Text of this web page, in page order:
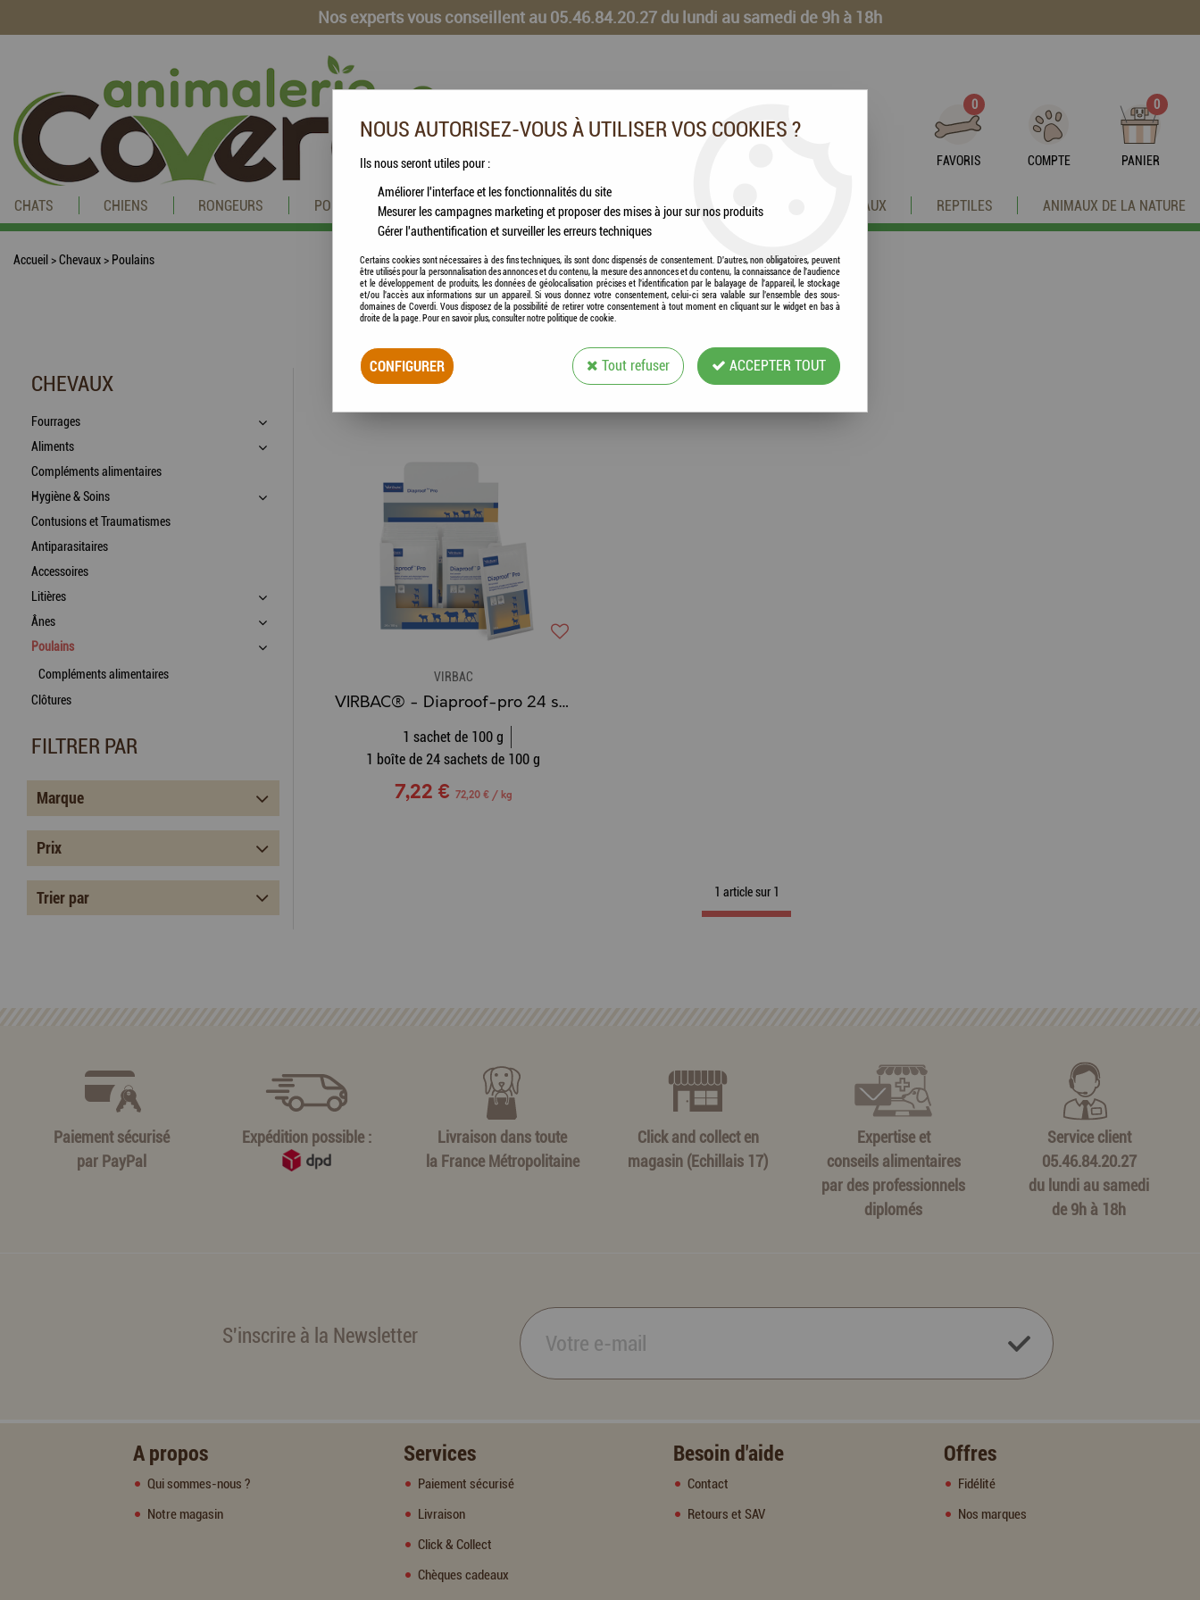
Nos experts vous conseillent au 05.46.84.20.27 du lundi au samedi de 9h à 18h
0
FAVORIS COMPTE
0
PANIER
CHATS CHIENS RONGEURS POISSONS CHEVAUX VOLAILLES ANIMAUX DE LA FERME OISEAUX REPTILES ANIMAUX DE LA NATURE
Accueil >Chevaux> Poulains
POULAINS
CHEVAUX
Fourrages
Aliments
Compléments alimentaires
Hygiène & Soins
Contusions et Traumatismes
Antiparasitaires
Accessoires
Litières
Ânes
Poulains
Compléments alimentaires
Clôtures
FILTRER PAR
Marque
Prix
Trier par
1 article sur1
VIRBAC
VIRBAC® - Diaproof-pro 24 sachets de 100 g
1 sachet de 100 g
1 boîte de 24 sachets de 100 g
7,22 € 72,20 € / kg
1 article sur 1
Paiement sécurisé
par PayPal
Expédition possible :
Livraison dans toute
la France Métropolitaine
Click and collect en
magasin (Echillais 17)
Expertise et
conseils alimentaires
par des professionnels
diplomés
Service client
05.46.84.20.27
du lundi au samedi
de 9h à 18h
S'inscrire à la Newsletter
A propos
Qui sommes-nous ?
Notre magasin
Services
Paiement sécurisé
Livraison
Click & Collect
Chèques cadeaux
Besoin d'aide
Contact
Retours et SAV
Offres
Fidélité
Nos marques
NOUS AUTORISEZ-VOUS À UTILISER VOS COOKIES ?
Ils nous seront utiles pour :
Améliorer l'interface et les fonctionnalités du site
Mesurer les campagnes marketing et proposer des mises à jour sur nos produits
Gérer l'authentification et surveiller les erreurs techniques
Certains cookies sont nécessaires à des fins techniques, ils sont donc dispensés de consentement. D'autres, non obligatoires, peuvent
être utilisés pour la personnalisation des annonces et du contenu, la mesure des annonces et du contenu, la connaissance de l'audience
et le développement de produits, les données de géolocalisation précises et l'identification par le balayage de l'appareil, le stockage
et/ou l'accès aux informations sur un appareil. Si vous donnez votre consentement, celui-ci sera valable sur l’ensemble des sous-
domaines de Coverdi. Vous disposez de la possibilité de retirer votre consentement à tout moment en cliquant sur le widget en bas à
droite de la page. Pour en savoir plus, consulter notre politique de cookie.
CONFIGURER Tout refuser ACCEPTER TOUT